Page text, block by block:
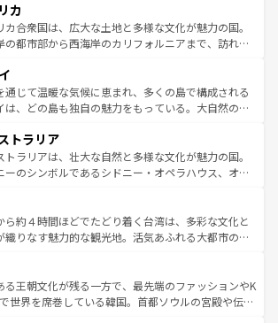
覧を参照してほしい。
がそのまま残る町や、スイスならではのユニークな
もあり、アルプス観光だけでなく町歩きも満喫する
できる。国民の所得が高いため物価も高いが、旅行
通費無料で観光を楽しむこともできる。 なお、新
イス情報はコンテンツ一覧 を参照してほしい。
カ
カ合衆国は、広大な土地と多様な文化が魅力の国。
の都市部から西海岸のカリフォルニアまで、訪れる
な巨大都市は、観光、ショッピング、エンターテイ
トが詰まった刺激的なスポットだ。一方、アメリカ
は大自然が広がり、グランドキャニオンやイエロー
ューオーリンズでは、音楽と美食が融合した独特の
魅力。旅行者はアメリカの各地域で異なる魅力を楽
がら、その多様性と豊かな歴史を感じることができ
贅沢な旅のスタイルだ。 なお、新着のアメリカ
コンテンツ一覧を参照してほしい。
通じて温暖な気候に恵まれ、多くの島で構成される
は、どの島も独自の魅力をもっている。大自然の神
は見逃せない。また、定番の観光地といえばオアフ
、静かな自然を求めるならマウイ島やカウアイ島が
め。エメラルドグリーンに輝く海をはじめ、豊かな
もてなしの心で訪れる人々を迎えてくれるハワイの
おいしいローカルフードやハワイアンミュージッ
統的なフラダンスなど、すべてがハワイの魅力を彩
に味わってほしい。 なお、新着のハワイ情報
テンツ一覧を参照してほしい。
トラリア
トラリアは、壮大な自然と多様な文化が魅力の国。
ーのシンボルであるシドニー・オペラハウス、オー
ーフや大陸中央部にそびえるウルル（エアーズロッ
タスマニアの美しい原生林やケアンズの熱帯雨林な
どころがたくさん。また、カフェやワイン、オージ
アクティビティも充実しており、サーフィンやダイ
、ハイキングなど、アウトドア好きにはたまらな
ーストラリアの多彩な魅力を存分に味わいつくそ
ら約４時間ほどでたどり着く台湾は、多彩な文化と
織りなす魅力的な観光地。活気あふれる大都市の台
静ひつな山岳地帯である台湾東部など、都市の喧騒
の静けさが共存しており、訪れる人に新しい発見と
もたらしてくれる。また、奥深い台湾の食文化も魅
る王朝文化が残る一方で、最先端のファッションやK
世界を席巻している韓国。首都ソウルの宮殿や伝統